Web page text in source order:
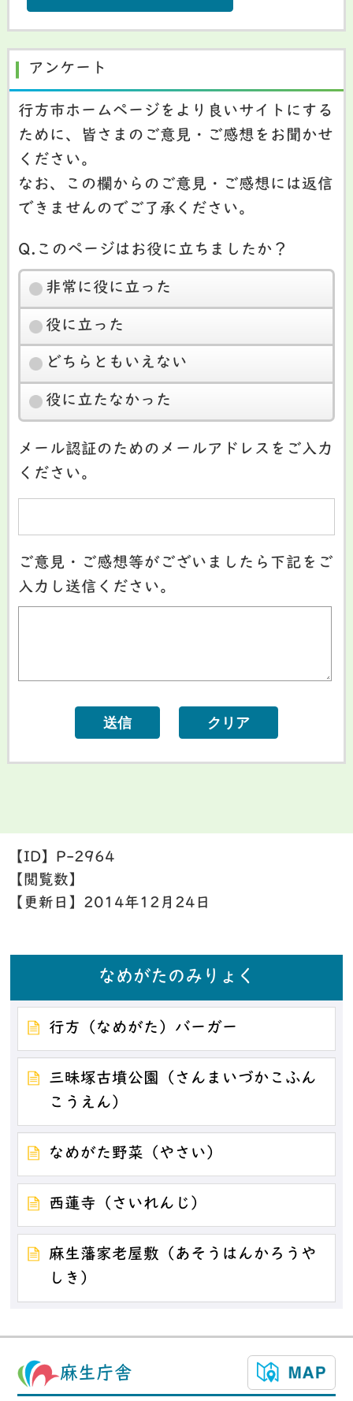
アンケート
行方市ホームページをより良いサイトにする
ために、皆さまのご意見・ご感想をお聞かせ
ください。
なお、この欄からのご意見・ご感想には返信
できませんのでご了承ください。
Q.このページはお役に立ちましたか？
非常に役に立った
役に立った
どちらともいえない
役に立たなかった
メール認証のためのメールアドレスをご入力
ください。
ご意見・ご感想等がございましたら下記をご
入力し送信ください。
【ID】 P-2964
【閲覧数】
【更新日】 2014年12月24日
なめがたのみりょく
行方（なめがた）バーガー
三昧塚古墳公園（さんまいづかこふん
こうえん）
なめがた野菜（やさい）
西蓮寺（さいれんじ）
麻生藩家老屋敷（あそうはんかろうや
しき）
麻生庁舎